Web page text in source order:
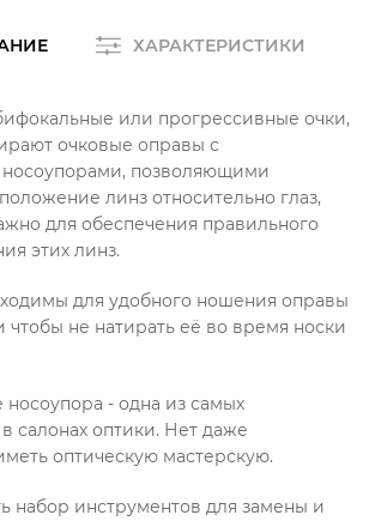
ХАРАКТЕРИСТИКИ
или прогрессивные очки,
очковые оправы с
позволяющими
линз относительно глаз,
для обеспечения правильного
этих линз.
для удобного ношения оправы
чтобы не натирать её во время носки
носоупора - одна из самых
салонах оптики. Нет даже
оптическую мастерскую.
набор инструментов для замены и